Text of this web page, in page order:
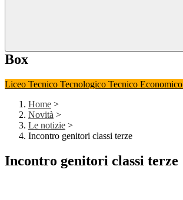
Box
Liceo Tecnico Tecnologico Tecnico Economico
Home >
Novità >
Le notizie >
Incontro genitori classi terze
Incontro genitori classi terze